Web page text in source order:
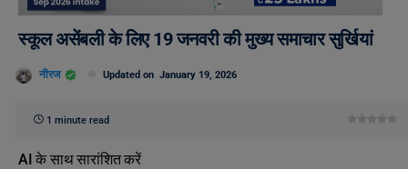
स्कूल असेंबली के लिए 19 जनवरी की मुख्य समाचार सुर्खियां
नीरज Updated on January 19, 2026
1 minute read
AI के साथ सारांशित करें